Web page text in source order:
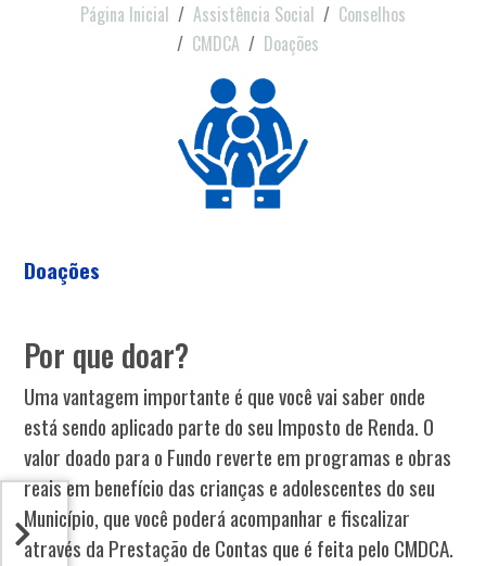
Página Inicial Assistência Social
Conselhos
CMDCA
Doações
Doações
Por que doar?
Uma vantagem importante é que você vai saber onde
está sendo aplicado parte do seu Imposto de Renda. O
valor doado para o Fundo reverte em programas e obras
reais em benefício das crianças e adolescentes do seu
Município, que você poderá acompanhar e fiscalizar
através da Prestação de Contas que é feita pelo CMDCA.